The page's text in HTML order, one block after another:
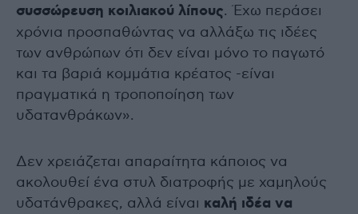
συσσώρευση κοιλιακού λίπους. Έχω περάσει
χρόνια προσπαθώντας να αλλάξω τις ιδέες
των ανθρώπων ότι δεν είναι μόνο το παγωτό
και τα βαριά κομμάτια κρέατος -είναι
πραγματικά η τροποποίηση των
υδατανθράκων».
Δεν χρειάζεται απαραίτητα κάποιος να
ακολουθεί ένα στυλ διατροφής με χαμηλούς
υδατάνθρακες, αλλά είναι καλή ιδέα να